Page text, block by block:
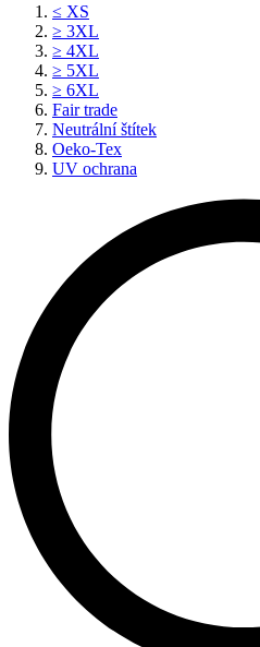
≤ XS
≥ 3XL
≥ 4XL
≥ 5XL
≥ 6XL
Fair trade
Neutrální štítek
Oeko-Tex
UV ochrana